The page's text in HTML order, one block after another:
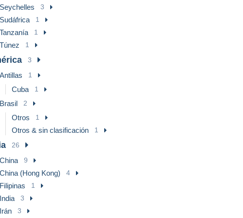
stolen or lost by the Belgian Post or other Post offices, i do strongly
always be sent to the address the customer has provided to
Seychelles 3
Sudáfrica 1
Tanzanía 1
Túnez 1
3
Antillas 1
Cuba 1
Brasil 2
Otros 1
Otros & sin clasificación 1
26
China 9
China (Hong Kong) 4
Filipinas 1
India 3
Irán 3